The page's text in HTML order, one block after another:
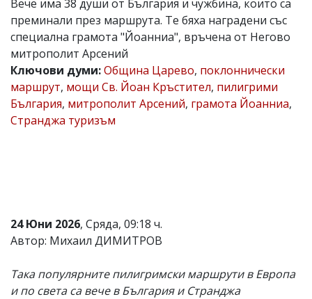
под
статиите
се
въвеждат
от
читателите
и
редакцията
не
за
вас
сигнализирайте
ни!
Вече има 38 души от България и чужбина, които са
преминали през маршрута. Те бяха наградени със
специална грамота "Йоанниа", връчена от Негово
митрополит Арсений
Ключови думи:Община Царево, поклоннически
маршрут, мощи Св. Йоан Кръстител, пилигрими
България, митрополит Арсений, грамота Йоанниа,
Странджа туризъм
24 Юни 2026, Сряда, 09:18 ч.
Автор: Михаил ДИМИТРОВ
Така популярните пилигримски маршрути в Европа
и по света са вече в България и Странджа